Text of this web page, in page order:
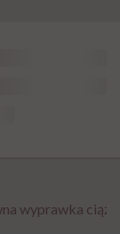
wyprawka